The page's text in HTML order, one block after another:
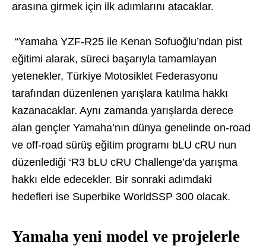
arasına girmek için ilk adımlarını atacaklar.
“Yamaha YZF-R25 ile Kenan Sofuoğlu’ndan pist
eğitimi alarak, süreci başarıyla tamamlayan
yetenekler, Türkiye Motosiklet Federasyonu
tarafından düzenlenen yarışlara katılma hakkı
kazanacaklar. Aynı zamanda yarışlarda derece
alan gençler Yamaha’nın dünya genelinde on-road
ve off-road sürüş eğitim programı bLU cRU nun
düzenlediği ‘R3 bLU cRU Challenge’da yarışma
hakkı elde edecekler. Bir sonraki adımdaki
hedefleri ise Superbike WorldSSP 300 olacak.
Yamaha yeni model ve projelerle